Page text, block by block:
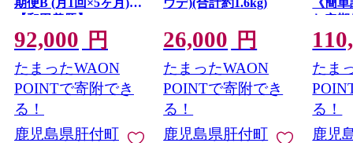
【和田養豚】
92,000 円
たまったWAON
POINTで寄附でき
る！
鹿児島県肝付町
26,000 円
たまったWAON
POINTで寄附でき
る！
鹿児島県肝付町
む定
たま
る！
鹿児